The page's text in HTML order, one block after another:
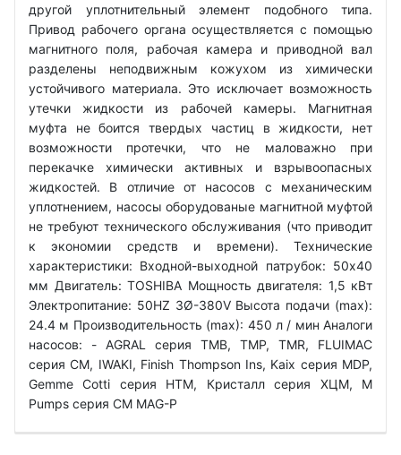
другой уплотнительный элемент подобного типа.
Привод рабочего органа осуществляется с помощью
магнитного поля, рабочая камера и приводной вал
разделены неподвижным кожухом из химически
устойчивого материала. Это исключает возможность
утечки жидкости из рабочей камеры. Магнитная
муфта не боится твердых частиц в жидкости, нет
возможности протечки, что не маловажно при
перекачке химически активных и взрывоопасных
жидкостей. В отличие от насосов с механическим
уплотнением, насосы оборудованые магнитной муфтой
не требуют технического обслуживания (что приводит
к экономии средств и времени). Технические
характеристики: Входной-выходной патрубок: 50x40
мм Двигатель: TOSHIBA Мощность двигателя: 1,5 кВт
Электропитание: 50HZ 3Ø-380V Высота подачи (max):
24.4 м Производительность (max): 450 л / мин Аналоги
насосов: - AGRAL серия TMB, TMP, TMR, FLUIMAC
серия CM, IWAKI, Finish Thompson Ins, Kaix cерия MDP,
Gemme Cotti серия HTM, Кристалл серия ХЦМ, M
Pumps серия CM MAG-P